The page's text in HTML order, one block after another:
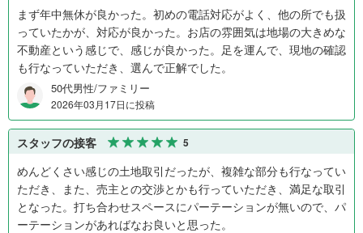
まず年中無休が良かった。初めの電話対応がよく、他の所でも扱
っていたかが、対応が良かった。お店の雰囲気は地場の大きめな
不動産という感じで、感じが良かった。足を運んで、現地の確認
も行なっていただき、選んで正解でした。
50代男性/ファミリー
2026年03月17日に投稿
スタッフの接客 5
めんどくさい感じの土地取引だったが、複雑な部分も行なってい
ただき、また、売主との交渉とかも行っていただき、満足な取引
となった。打ち合わせスペースにパーテーションが無いので、パ
ーテーションがあればなお良いと思った。